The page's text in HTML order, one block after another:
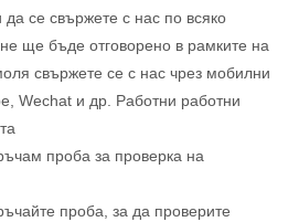
да се свържете с нас по всяко
ще бъде отговорено в рамките на
свържете се с нас чрез мобилни
Wechat и др. Работни работни
проба за проверка на
проба, за да проверите